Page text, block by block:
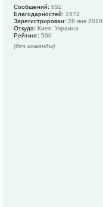
Сообщений: 852
Благодарностей: 1572
Зарегистрирован: 28 янв
Откуда: Киев, Украина
Рейтинг: 500
(без команды)